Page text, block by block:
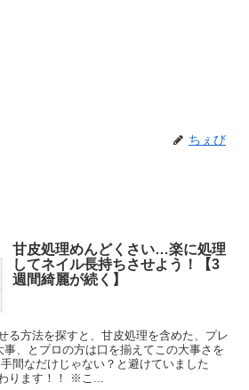
ちぇび
甘皮処理めんどくさい…楽に処理
してネイル長持ちさせよう！【3
週間綺麗が続く】
る方法を探すと、甘皮処理を含めた、プレ
、とプロの方は口を揃えてこの大事さを
間なだけじゃない？と避けていました
ります！！ ※こ...